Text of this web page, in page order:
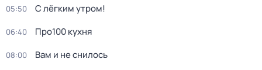
05:50 С лёгким утром!
06:40 Про100 кухня
08:00 Вам и не снилось